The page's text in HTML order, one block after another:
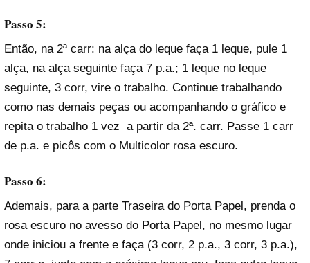
Passo 5:
Então, na 2ª carr: na alça do leque faça 1 leque, pule 1
alça, na alça seguinte faça 7 p.a.; 1 leque no leque
seguinte, 3 corr, vire o trabalho. Continue trabalhando
como nas demais peças ou acompanhando o gráfico e
repita o trabalho 1 vez a partir da 2ª. carr. Passe 1 carr
de p.a. e picôs com o Multicolor rosa escuro.
Passo 6:
Ademais, para a parte Traseira do Porta Papel, prenda o
rosa escuro no avesso do Porta Papel, no mesmo lugar
onde iniciou a frente e faça (3 corr, 2 p.a., 3 corr, 3 p.a.),